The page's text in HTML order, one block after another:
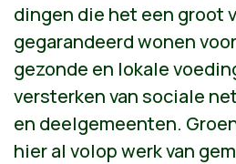
dingen die het een groot
gegarandeerd wonen
gezonde en lokale
versterken van sociale
en deelgemeenten.
hier al volop werk van